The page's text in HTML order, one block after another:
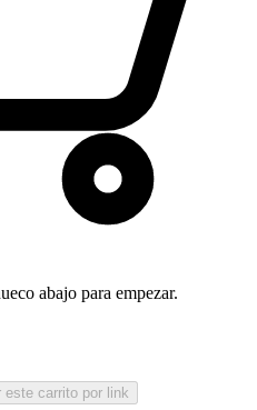
abajo para empezar.
este carrito por link